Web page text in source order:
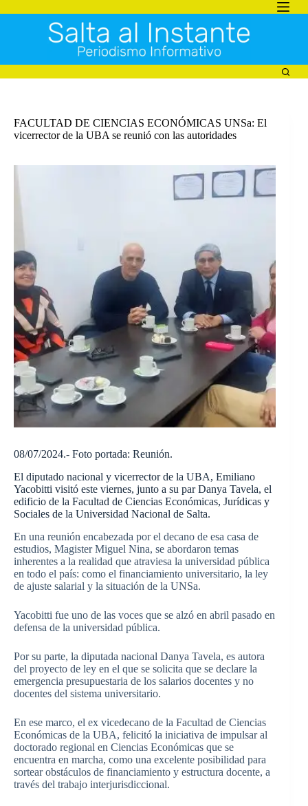
al
FACULTAD DE CIENCIAS ECONÓMICAS UNSa: El
vicerrector de la UBA se reunió con las autoridades
08/07/2024.- Foto portada: Reunión.
El diputado nacional y vicerrector de la UBA, Emiliano
Yacobitti visitó este viernes, junto a su par Danya Tavela, el
edificio de la Facultad de Ciencias Económicas, Jurídicas y
Sociales de la Universidad Nacional de Salta.
En una reunión encabezada por el decano de esa casa de
estudios, Magister Miguel Nina, se abordaron temas
inherentes a la realidad que atraviesa la universidad pública
en todo el país: como el financiamiento universitario, la ley
de ajuste salarial y la situación de la UNSa.
Yacobitti fue uno de las voces que se alzó en abril pasado en
defensa de la universidad pública.
Por su parte, la diputada nacional Danya Tavela, es autora
del proyecto de ley en el que se solicita que se declare la
emergencia presupuestaria de los salarios docentes y no
docentes del sistema universitario.
En ese marco, el ex vicedecano de la Facultad de Ciencias
Económicas de la UBA, felicitó la iniciativa de impulsar al
doctorado regional en Ciencias Económicas que se
encuentra en marcha, como una excelente posibilidad para
sortear obstáculos de financiamiento y estructura docente, a
través del trabajo interjurisdiccional.